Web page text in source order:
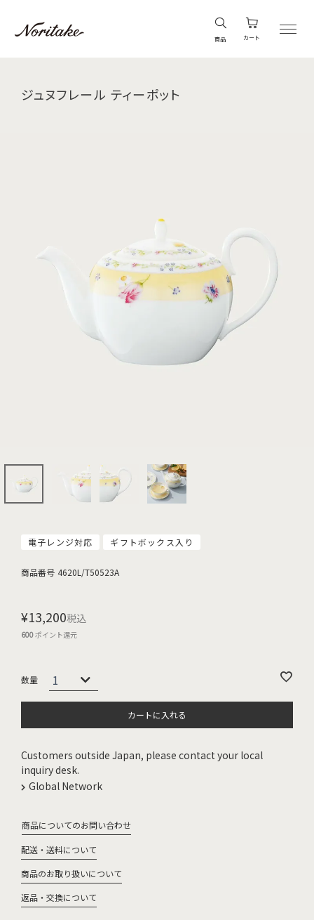
商品 カート
ジュヌフレール ティーポット
電子レンジ対応 ギフトボックス入り
商品番号 4620L/T50523A
¥13,200税込
600ポイント還元
カートに入れる
Customers outside Japan, please contact your local
inquiry desk.
Global Network
商品についてのお問い合わせ
配送・送料について
商品のお取り扱いについて
返品・交換について